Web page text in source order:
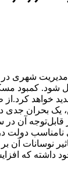
مدیریت شهری
شود. کمبود
خواهد
یک بحران
قابل‌توجه
دولت
نوسانات آن
که